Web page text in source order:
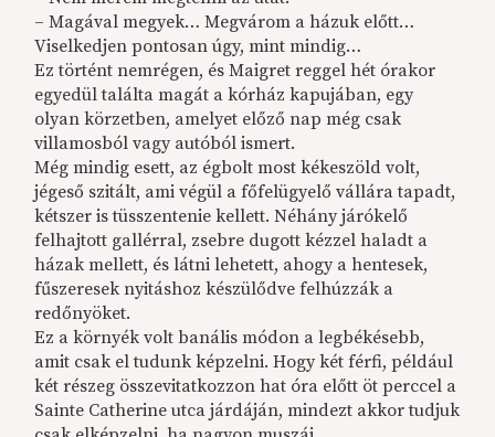
– Magával megyek… Megvárom a házuk előtt…
Viselkedjen pontosan úgy, mint mindig…
Ez történt nemrégen, és Maigret reggel hét órakor
egyedül találta magát a kórház kapujában, egy
olyan körzetben, amelyet előző nap még csak
villamosból vagy autóból ismert.
Még mindig esett, az égbolt most kékeszöld volt,
jégeső szitált, ami végül a főfelügyelő vállára tapadt,
kétszer is tüsszentenie kellett. Néhány járókelő
felhajtott gallérral, zsebre dugott kézzel haladt a
házak mellett, és látni lehetett, ahogy a hentesek,
fűszeresek nyitáshoz készülődve felhúzzák a
redőnyöket.
Ez a környék volt banális módon a legbékésebb,
amit csak el tudunk képzelni. Hogy két férfi, például
két részeg összevitatkozzon hat óra előtt öt perccel a
Sainte Catherine utca járdáján, mindezt akkor tudjuk